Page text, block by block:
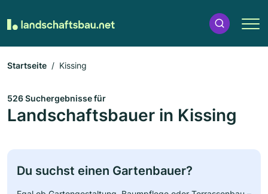
Startseite Kissing
526 Suchergebnisse für
Landschaftsbauer in Kissing
Du suchst einen Gartenbauer?